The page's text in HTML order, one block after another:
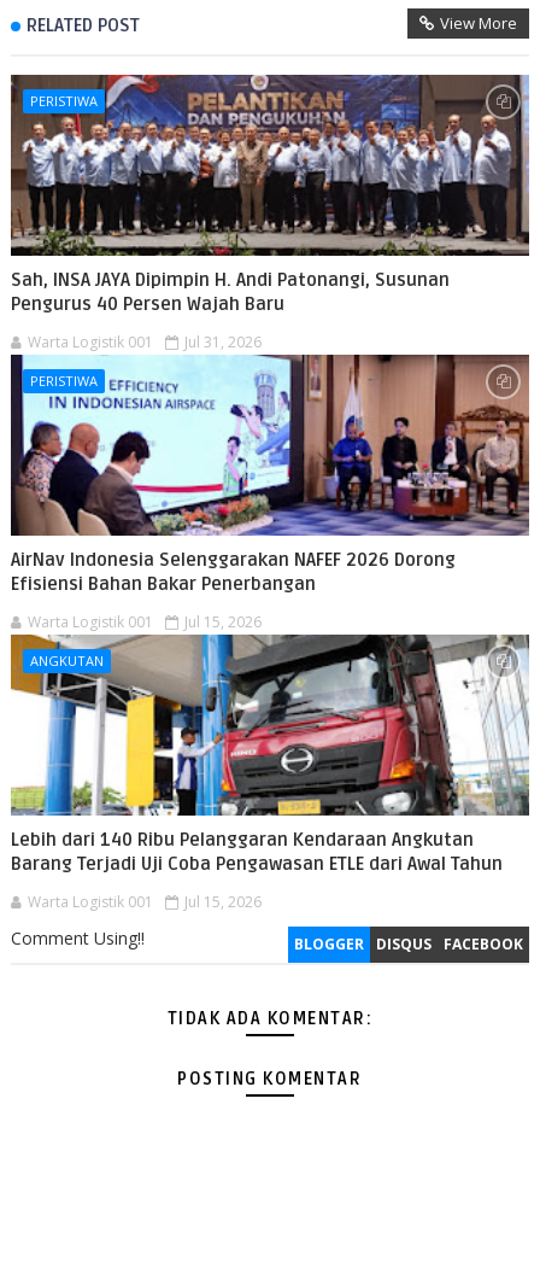
RELATED POST View More
PERISTIWA
Sah, INSA JAYA Dipimpin H. Andi Patonangi, Susunan
Pengurus 40 Persen Wajah Baru
Warta Logistik 001 Jul 31, 2026
PERISTIWA
AirNav Indonesia Selenggarakan NAFEF 2026 Dorong
Efisiensi Bahan Bakar Penerbangan
Warta Logistik 001 Jul 15, 2026
ANGKUTAN
Lebih dari 140 Ribu Pelanggaran Kendaraan Angkutan
Barang Terjadi Uji Coba Pengawasan ETLE dari Awal Tahun
Warta Logistik 001 Jul 15, 2026
BLOGGER DISQUS FACEBOOK
Comment Using!!
TIDAK ADA KOMENTAR:
POSTING KOMENTAR